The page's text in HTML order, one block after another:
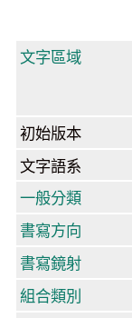
文字區域
初始版本
文字語系
一般分類
書寫方向
書寫鏡射
組合類別